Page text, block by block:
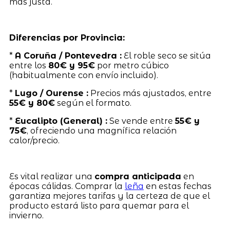
Diferencias por Provincia:
* A Coruña / Pontevedra :El roble seco se sitúa
entre los 80€ y 95€por metro cúbico
(habitualmente con envío incluido).
* Lugo / Ourense :Precios más ajustados, entre
55€ y 80€según el formato.
* Eucalipto (General) :Se vende entre55€ y
75€, ofreciendo una magnífica relación
calor/precio.
Es vital realizar una compra anticipada en
épocas cálidas. Comprar la leña en estas fechas
garantiza mejores tarifas y la certeza de que el
producto estará listo para quemar para el
invierno.